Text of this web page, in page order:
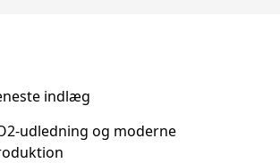
indlæg
udledning og moderne